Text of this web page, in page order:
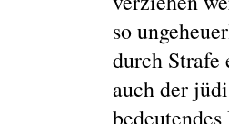
so
durch Strafe
auch der